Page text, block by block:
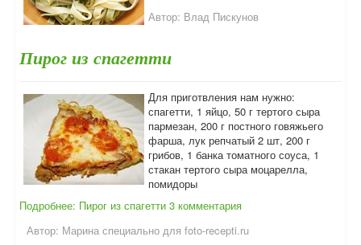
Автор: Влад Пискунов
Пирог из спагетти
Для приготвления нам нужно:
спагетти, 1 яйцо, 50 г тертого сыра
пармезан, 200 г постного говяжьего
фарша, лук репчатый 2 шт, 200 г
грибов, 1 банка томатного соуса, 1
стакан тертого сыра моцарелла,
помидоры
Подробнее: Пирог из спагетти 3 комментария
Автор: Марина специально для foto-recepti.ru